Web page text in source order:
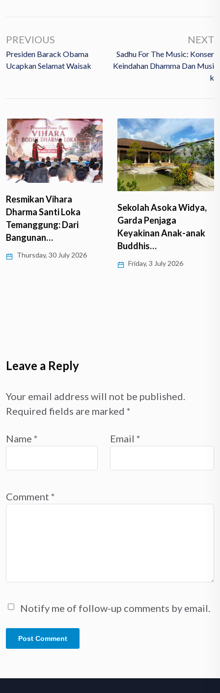
PREVIOUS
Presiden Barack Obama
Ucapkan Selamat Waisak
NEXT
Sadhu For The Music: Konser
Keindahan Dhamma Dan Musi
K
Resmikan Vihara
Dharma Santi Loka
Temanggung: Dari
Bangunan…
Thursday, 30 July 2026
Sekolah Asoka Widya,
Garda Penjaga
Keyakinan Anak-anak
Buddhis…
Friday, 3 July 2026
Leave a Reply
Your email address will not be published.
Required fields are marked *
Name * Email *
Comment *
Notify me of follow-up comments by email.